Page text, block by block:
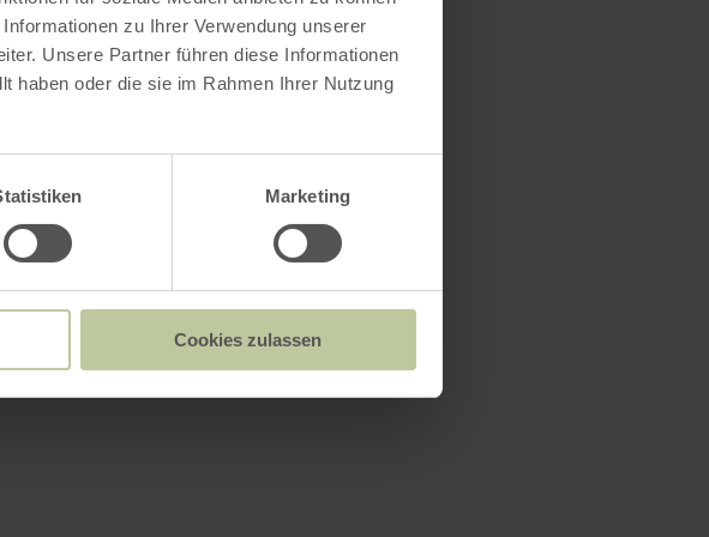
zu Ihrer Verwendung unserer
Unsere Partner führen diese Informationen
haben oder die sie im Rahmen Ihrer Nutzung
Marketing
Cookies zulassen